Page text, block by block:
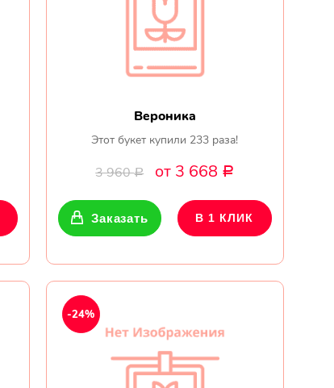
Вероника
Этот букет купили 233 раза!
3 960Р от 3 668 Р
Заказать В 1 КЛИК
-24%